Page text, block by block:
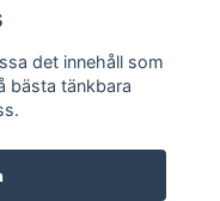
det innehåll som
bästa tänkbara